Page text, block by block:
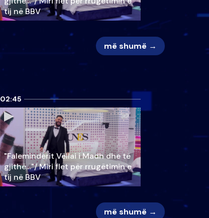
tij në BBV
më shumë →
02:45
"Faleminderit Vëllai i Madh dhe të
gjithë…"/ Miri flet për rrugëtimin e
tij në BBV
më shumë →